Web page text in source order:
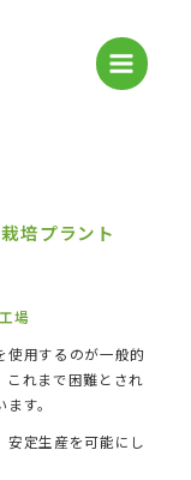
培プラント
場
使用するのが一般的
これまで困難とされ
す。
安定生産を可能にし